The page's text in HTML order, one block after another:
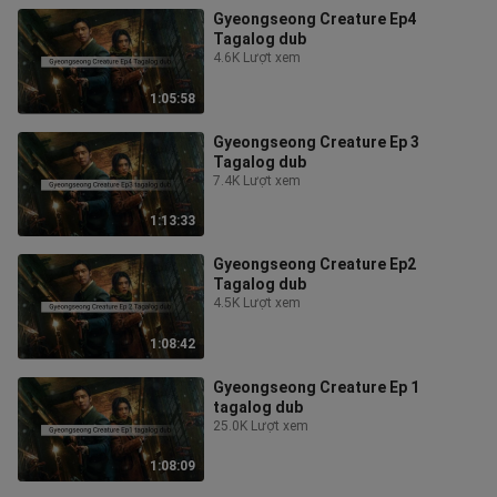
1:05:58
Gyeongseong Creature Ep4
Tagalog dub
4.6K Lượt xem
1:13:33
Gyeongseong Creature Ep 3
Tagalog dub
7.4K Lượt xem
1:08:42
Gyeongseong Creature Ep2
Tagalog dub
4.5K Lượt xem
1:08:09
Gyeongseong Creature Ep 1
tagalog dub
25.0K Lượt xem